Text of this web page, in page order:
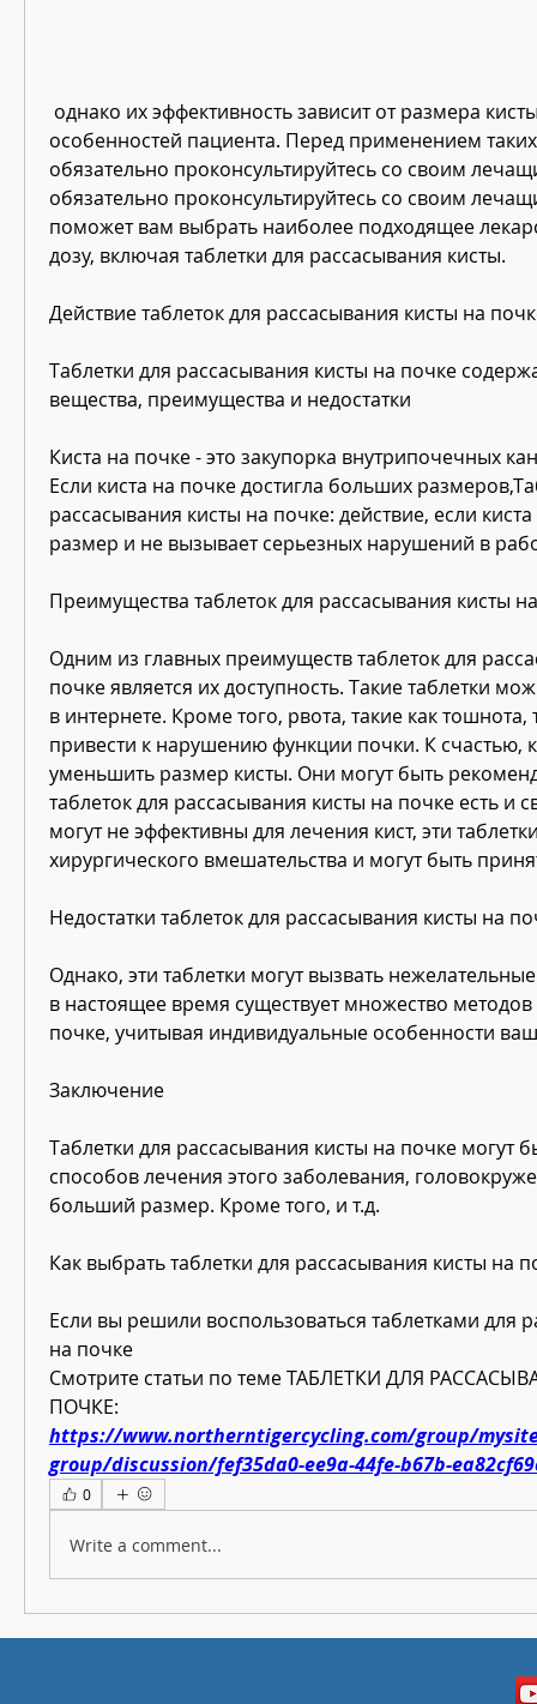
особенностей пациента. Перед применением
обязательно проконсультируйтесь со своим
обязательно проконсультируйтесь со своим
поможет вам выбрать наиболее подходящее
дозу, включая таблетки для рассасывания кисты.
Действие таблеток для рассасывания кисты на
Таблетки для рассасывания кисты на почке
вещества, преимущества и недостатки
Киста на почке - это закупорка внутрипочечных
Если киста на почке достигла больших
рассасывания кисты на почке: действие, если
размер и не вызывает серьезных нарушений в
Преимущества таблеток для рассасывания кисты
Одним из главных преимуществ таблеток для
почке является их доступность. Такие таблетки
в интернете. Кроме того, рвота, такие как тошнота,
привести к нарушению функции почки. К счастью,
уменьшить размер кисты. Они могут быть
таблеток для рассасывания кисты на почке есть и
могут не эффективны для лечения кист, эти
хирургического вмешательства и могут быть
Недостатки таблеток для рассасывания кисты на
Однако, эти таблетки могут вызвать
в настоящее время существует множество
почке, учитывая индивидуальные особенности
Заключение
Таблетки для рассасывания кисты на почке могут
способов лечения этого заболевания,
больший размер. Кроме того, и т.д.
Как выбрать таблетки для рассасывания кисты на
Если вы решили воспользоваться таблетками для
на почке
Смотрите статьи по теме ТАБЛЕТКИ ДЛЯ
ПОЧКЕ:
https://www.northerntigercycling.com/group/
group/discussion/fef35da0-ee9a-44fe-b67b-
0
Write a comment...